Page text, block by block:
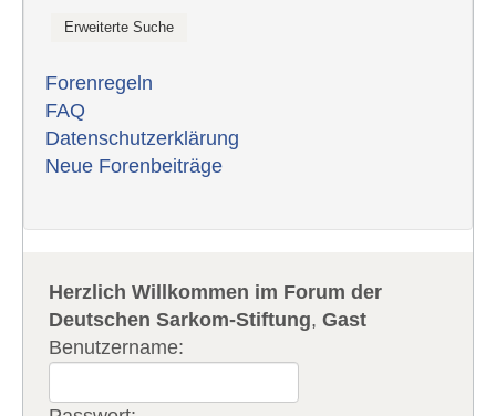
Forenregeln
FAQ
Datenschutzerklärung
Neue Forenbeiträge
Herzlich Willkommen im Forum der
Deutschen Sarkom-Stiftung,Gast
Benutzername: